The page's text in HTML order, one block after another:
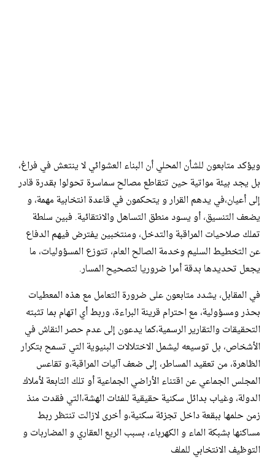
ويؤكد متابعون للشأن المحلي أن البناء العشوائي لا ينتعش في فراغ،
بل يجد بيئة مواتية حين تتقاطع مصالح سماسرة تحولوا بقدرة قادر
إلى أعيان،في يدهم القرار و يتحكمون في قاعدة انتخابية مهمة، و
يضعف التنسيق، أو يسود منطق التساهل والانتقائية. فبين سلطة
تملك صلاحيات المراقبة والتدخل، ومنتخبين يفترض فيهم الدفاع
عن التخطيط السليم وخدمة الصالح العام، تتوزع المسؤوليات، ما
يجعل تحديدها بدقة أمرا ضروريا لتصحيح المسار.
في المقابل، يشدد متابعون على ضرورة التعامل مع هذه المعطيات
بحذر ومسؤولية، مع احترام قرينة البراءة، وربط أي اتهام بما تثبته
التحقيقات والتقارير الرسمية،كما يدعون إلى عدم حصر النقاش في
الأشخاص، بل توسيعه ليشمل الاختلالات البنيوية التي تسمح بتكرار
الظاهرة، من تعقيد المساطر، إلى ضعف آليات المراقبة،و تقاعس
المجلس الجماعي عن اقتناء الأراضي الجماعية أو تلك التابعة لأملاك
الدولة، وغياب بدائل سكنية حقيقية للفئات الهشة،التي فقدت منذ
زمن حلمها ببقعة داخل تجزئة سكنية،و أخرى لازالت تنتظر ربط
مساكنها بشبكة الماء و الكهرباء، بسبب الريع العقاري و المضاربات و
التوظيف الانتخابي للملف